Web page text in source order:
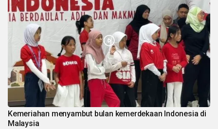
Kemeriahan menyambut bulan kemerdekaan Indonesia di
Malaysia